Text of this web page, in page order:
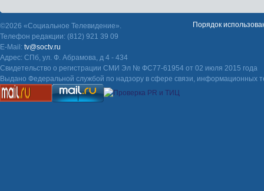
©2026 «Социальное Телевидение».
Телефон редакции: (812) 921 39 09
E-Mail: tv@soctv.ru
Адрес: СПб, ул. Ф. Абрамова, д 4 - 434
Свидетельство о регистрации СМИ Эл № ФС77-61954 от 02 июля 2015 года
Выдано Федеральной службой по надзору в сфере связи, информационных
Порядок